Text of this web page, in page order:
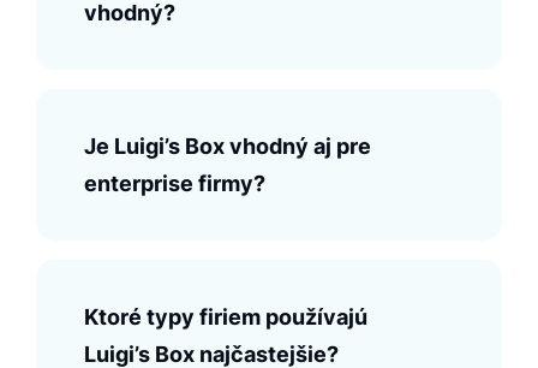
vhodný?
Je Luigi’s Box vhodný aj pre
enterprise firmy?
Ktoré typy firiem používajú
Luigi’s Box najčastejšie?